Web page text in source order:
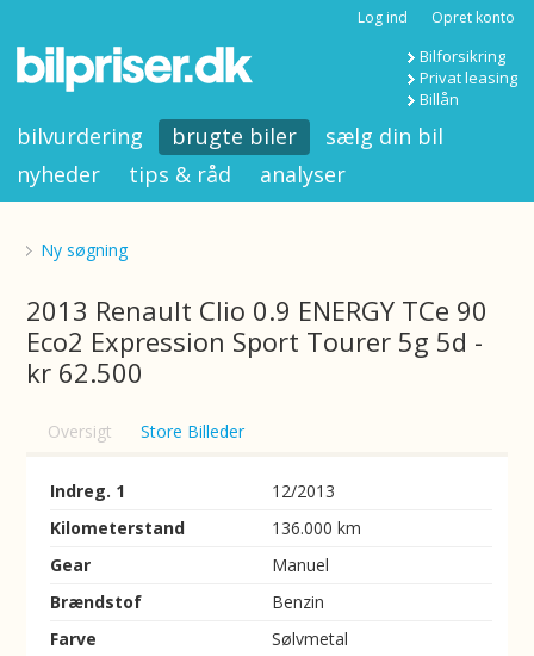
Log ind Opret konto
Bilforsikring
Privat leasing
Billån
bilvurdering brugte biler
sælg din bil
nyheder
tips & råd analyser
Ny søgning
2013 Renault Clio 0.9 ENERGY TCe 90
Eco2 Expression Sport Tourer 5g 5d -
kr 62.500
Oversigt Store Billeder
Indreg. 1
12/2013
Kilometerstand
136.000 km
Gear
Manuel
Brændstof
Benzin
Farve
Sølvmetal